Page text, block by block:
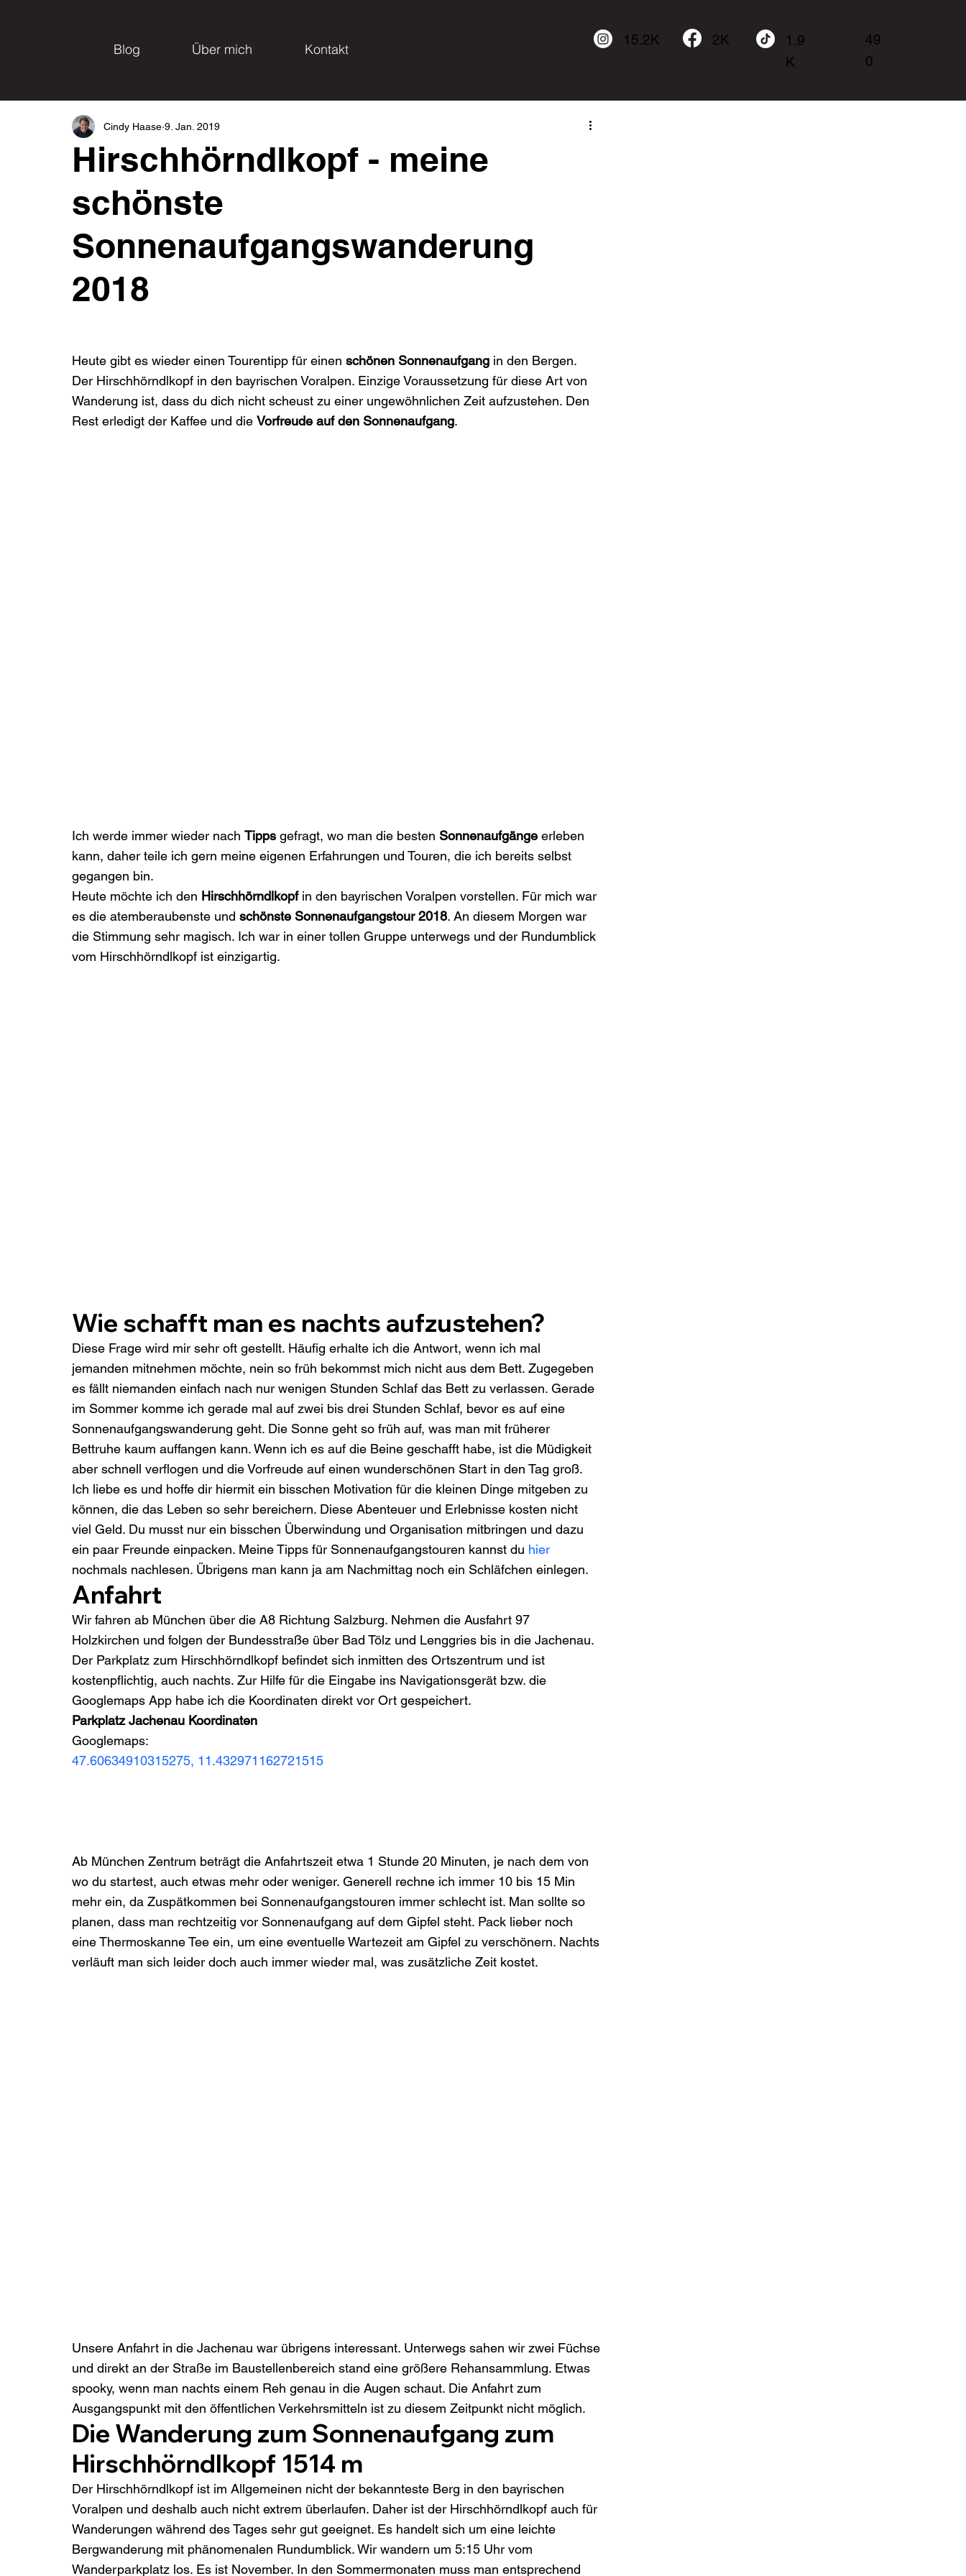
15.2K 2K
1.9
K
49
0
Blog Über mich Kontakt
Hirschhörndlkopf - meine
schönste
Sonnenaufgangswanderung
2018
Cindy Haase 9. Jan. 2019
Heute gibt es wieder einen Tourentipp für einen schönen Sonnenaufgang in den Bergen.
Der Hirschhörndlkopf in den bayrischen Voralpen. Einzige Voraussetzung für diese Art von
Wanderung ist, dass du dich nicht scheust zu einer ungewöhnlichen Zeit aufzustehen. Den
Rest erledigt der Kaffee und die Vorfreude auf den Sonnenaufgang.
Ich werde immer wieder nach Tipps gefragt, wo man die besten Sonnenaufgänge erleben
kann, daher teile ich gern meine eigenen Erfahrungen und Touren, die ich bereits selbst
gegangen bin.
Heute möchte ich den Hirschhörndlkopf in den bayrischen Voralpen vorstellen. Für mich war
es die atemberaubenste und schönste Sonnenaufgangstour 2018. An diesem Morgen war
die Stimmung sehr magisch. Ich war in einer tollen Gruppe unterwegs und der Rundumblick
vom Hirschhörndlkopf ist einzigartig.
Wie schafft man es nachts aufzustehen?
Diese Frage wird mir sehr oft gestellt. Häufig erhalte ich die Antwort, wenn ich mal
jemanden mitnehmen möchte, nein so früh bekommst mich nicht aus dem Bett. Zugegeben
es fällt niemanden einfach nach nur wenigen Stunden Schlaf das Bett zu verlassen. Gerade
im Sommer komme ich gerade mal auf zwei bis drei Stunden Schlaf, bevor es auf eine
Sonnenaufgangswanderung geht. Die Sonne geht so früh auf, was man mit früherer
Bettruhe kaum auffangen kann. Wenn ich es auf die Beine geschafft habe, ist die Müdigkeit
aber schnell verflogen und die Vorfreude auf einen wunderschönen Start in den Tag groß.
Ich liebe es und hoffe dir hiermit ein bisschen Motivation für die kleinen Dinge mitgeben zu
können, die das Leben so sehr bereichern. Diese Abenteuer und Erlebnisse kosten nicht
viel Geld. Du musst nur ein bisschen Überwindung und Organisation mitbringen und dazu
ein paar Freunde einpacken. Meine Tipps für Sonnenaufgangstouren kannst du hier
nochmals nachlesen. Übrigens man kann ja am Nachmittag noch ein Schläfchen einlegen.
Anfahrt
Wir fahren ab München über die A8 Richtung Salzburg. Nehmen die Ausfahrt 97
Holzkirchen und folgen der Bundesstraße über Bad Tölz und Lenggries bis in die Jachenau.
Der Parkplatz zum Hirschhörndlkopf befindet sich inmitten des Ortszentrum und ist
kostenpflichtig, auch nachts. Zur Hilfe für die Eingabe ins Navigationsgerät bzw. die
Googlemaps App habe ich die Koordinaten direkt vor Ort gespeichert.
Parkplatz Jachenau Koordinaten
Googlemaps:
47.60634910315275, 11.432971162721515
Ab München Zentrum beträgt die Anfahrtszeit etwa 1 Stunde 20 Minuten, je nach dem von
wo du startest, auch etwas mehr oder weniger. Generell rechne ich immer 10 bis 15 Min
mehr ein, da Zuspätkommen bei Sonnenaufgangstouren immer schlecht ist. Man sollte so
planen, dass man rechtzeitig vor Sonnenaufgang auf dem Gipfel steht. Pack lieber noch
eine Thermoskanne Tee ein, um eine eventuelle Wartezeit am Gipfel zu verschönern. Nachts
verläuft man sich leider doch auch immer wieder mal, was zusätzliche Zeit kostet.
Unsere Anfahrt in die Jachenau war übrigens interessant. Unterwegs sahen wir zwei Füchse
und direkt an der Straße im Baustellenbereich stand eine größere Rehansammlung. Etwas
spooky, wenn man nachts einem Reh genau in die Augen schaut. Die Anfahrt zum
Ausgangspunkt mit den öffentlichen Verkehrsmitteln ist zu diesem Zeitpunkt nicht möglich.
Die Wanderung zum Sonnenaufgang zum
Hirschhörndlkopf 1514 m
Der Hirschhörndlkopf ist im Allgemeinen nicht der bekannteste Berg in den bayrischen
Voralpen und deshalb auch nicht extrem überlaufen. Daher ist der Hirschhörndlkopf auch für
Wanderungen während des Tages sehr gut geeignet. Es handelt sich um eine leichte
Bergwanderung mit phänomenalen Rundumblick. Wir wandern um 5:15 Uhr vom
Wanderparkplatz los. Es ist November. In den Sommermonaten muss man entsprechend